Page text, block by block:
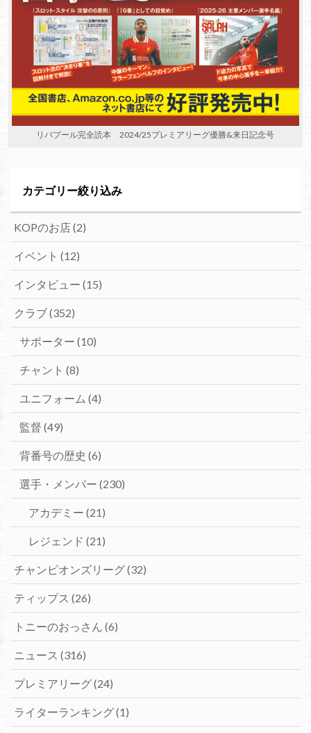
リバプール完全読本 2024/25プレミアリーグ優勝&来日記念号
カテゴリー絞り込み
KOPのお店(2)
イベント (12)
インタビュー (15)
クラブ(352)
サポーター (10)
チャント (8)
ユニフォーム (4)
監督 (49)
背番号の歴史 (6)
選手・メンバー (230)
アカデミー (21)
レジェンド (21)
チャンピオンズリーグ(32)
ティップス (26)
トニーのおっさん (6)
ニュース (316)
プレミアリーグ(24)
ライターランキング(1)